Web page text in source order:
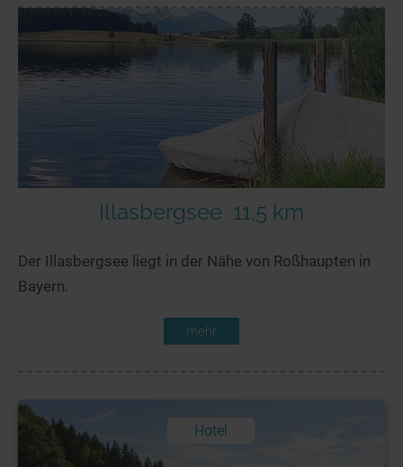
Illasbergsee 11,5 km
Der Illasbergsee liegt in der Nähe von Roßhaupten in
Bayern.
mehr
Hotel